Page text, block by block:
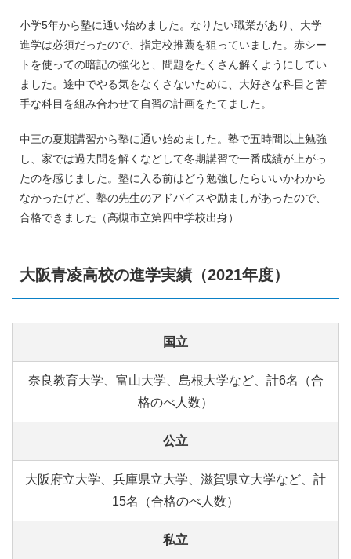
小学5年から塾に通い始めました。なりたい職業があり、大学
進学は必須だったので、指定校推薦を狙っていました。赤シー
トを使っての暗記の強化と、問題をたくさん解くようにしてい
ました。途中でやる気をなくさないために、大好きな科目と苦
手な科目を組み合わせて自習の計画をたてました。
中三の夏期講習から塾に通い始めました。塾で五時間以上勉強
し、家では過去問を解くなどして冬期講習で一番成績が上がっ
たのを感じました。塾に入る前はどう勉強したらいいかわから
なかったけど、塾の先生のアドバイスや励ましがあったので、
合格できました（高槻市立第四中学校出身）
大阪青凌高校の進学実績（2021年度）
国立
奈良教育大学、富山大学、島根大学など、計6名（合
格のべ人数）
公立
大阪府立大学、兵庫県立大学、滋賀県立大学など、計
15名（合格のべ人数）
私立